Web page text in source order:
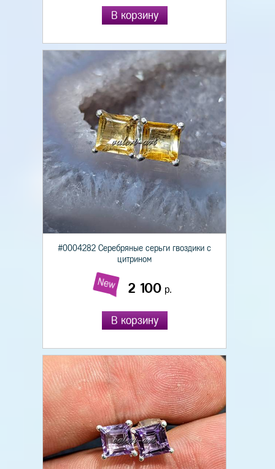
В корзину
#0004282 Серебряные серьги гвоздики с
цитрином
New 2 100р.
В корзину